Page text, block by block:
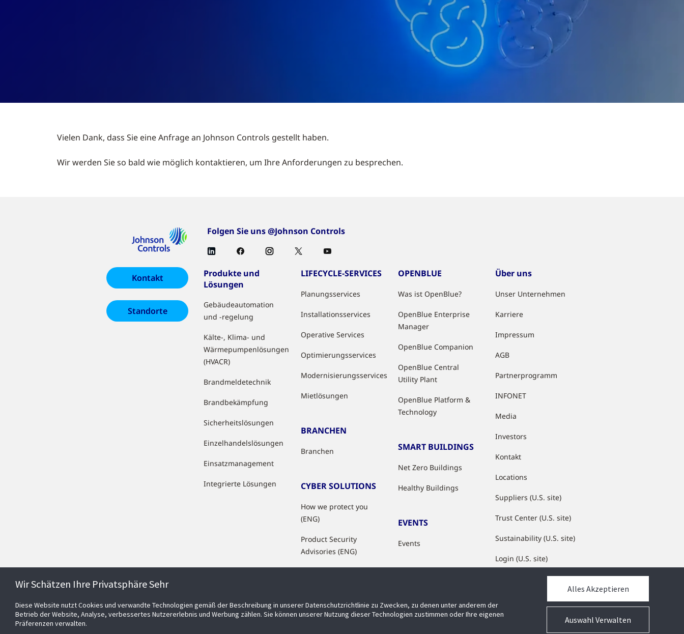
Vielen Dank, dass Sie eine Anfrage an Johnson Controls gestellt haben.
Wir werden Sie so bald wie möglich kontaktieren, um Ihre Anforderungen zu besprechen.
Folgen Sie uns @Johnson Controls
Kontakt
Standorte
Produkte und
Lösungen
Gebäudeautomation
und -regelung
Kälte-, Klima- und
Wärmepumpenlösungen
(HVACR)
Brandmeldetechnik
Brandbekämpfung
Sicherheitslösungen
Einzelhandelslösungen
Einsatzmanagement
Integrierte Lösungen
LIFECYCLE-SERVICES
Planungsservices
Installationsservices
Operative Services
Optimierungsservices
Modernisierungsservices
Mietlösungen
BRANCHEN
Branchen
CYBER SOLUTIONS
How we protect you
(ENG)
Product Security
Advisories (ENG)
OPENBLUE
Was ist OpenBlue?
OpenBlue Enterprise
Manager
OpenBlue Companion
OpenBlue Central
Utility Plant
OpenBlue Platform &
Technology
SMART BUILDINGS
Net Zero Buildings
Healthy Buildings
EVENTS
Events
Über uns
Unser Unternehmen
Karriere
Impressum
AGB
Partnerprogramm
INFONET
Media
Investors
Kontakt
Locations
Suppliers (U.S. site)
Trust Center (U.S. site)
Sustainability (U.S. site)
Login (U.S. site)
Mediathek
Wir Schätzen Ihre Privatsphäre Sehr
Diese Website nutzt Cookies und verwandte Technologien gemäß der Beschreibung in unserer Datenschutzrichtlinie zu Zwecken, zu denen unter anderem der
Betrieb der Website, Analyse, verbessertes Nutzererlebnis und Werbung zählen. Sie können unserer Nutzung dieser Technologien zustimmen oder Ihre eigenen
Präferenzen verwalten.
Auswahl Verwalten
Alles Akzeptieren